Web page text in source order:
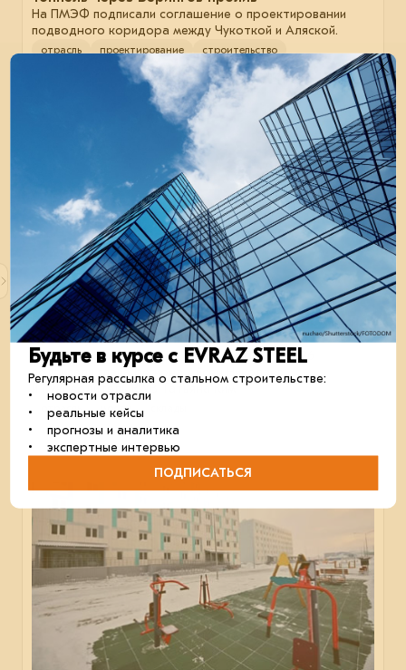
На ПМЭФ подписали соглашение о проектировании
подводного коридора между Чукоткой и Аляской.
отрасль проектирование строительство
Распределительный центр Wildberries в Якутии
привяжут к открытию Ленского моста
Соответствующее соглашение на ПМЭФ-2026
подписали глава региона Айсен Николаев
и руководитель RWB Татьяна Ким.
мосты
Будьте в курсе с EVRAZ STEEL
Регулярная рассылка о стальном строительстве:
• новости отрасли
• реальные кейсы
• прогнозы и аналитика
• экспертные интервью
ПОДПИСАТЬСЯ